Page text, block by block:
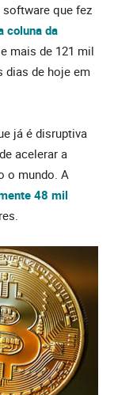
software que fez
coluna da
mais de 121 mil
dias de hoje em
já é disruptiva
acelerar a
o mundo. A
48 mil